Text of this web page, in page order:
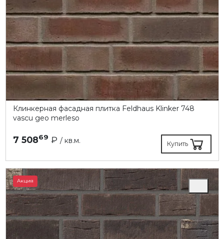
Клинкерная фасадная плитка Feldhaus Klinker 748
vascu geo merleso
7 50869 ₽ / кв.м. Купить
Акция